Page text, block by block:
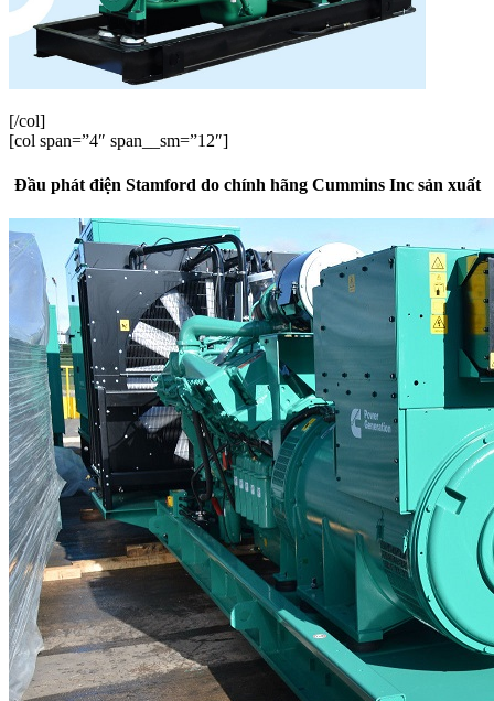
[/col]
[col span=”4″ span__sm=”12″]
Đầu phát điện Stamford do chính hãng Cummins Inc sản xuất